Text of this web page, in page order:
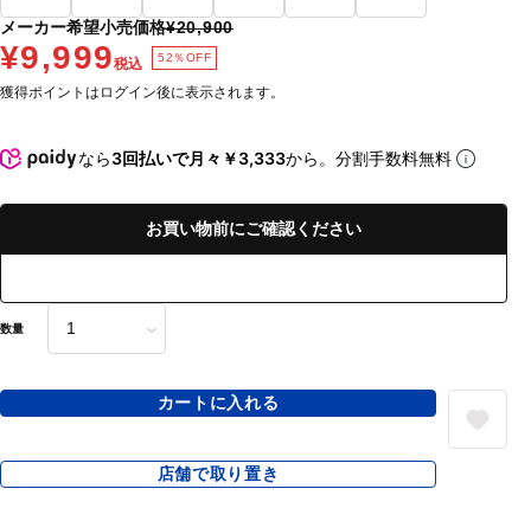
メーカー希望小売価格¥20,900
¥9,999税込 52％OFF
獲得ポイントはログイン後に表示されます。
なら3回払いで月々￥3,333から。分割手数料無料
お買い物前にご確認ください
数量
カートに入れる
店舗で取り置き